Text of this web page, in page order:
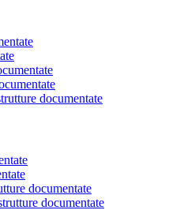
documentate
documentate
documentate